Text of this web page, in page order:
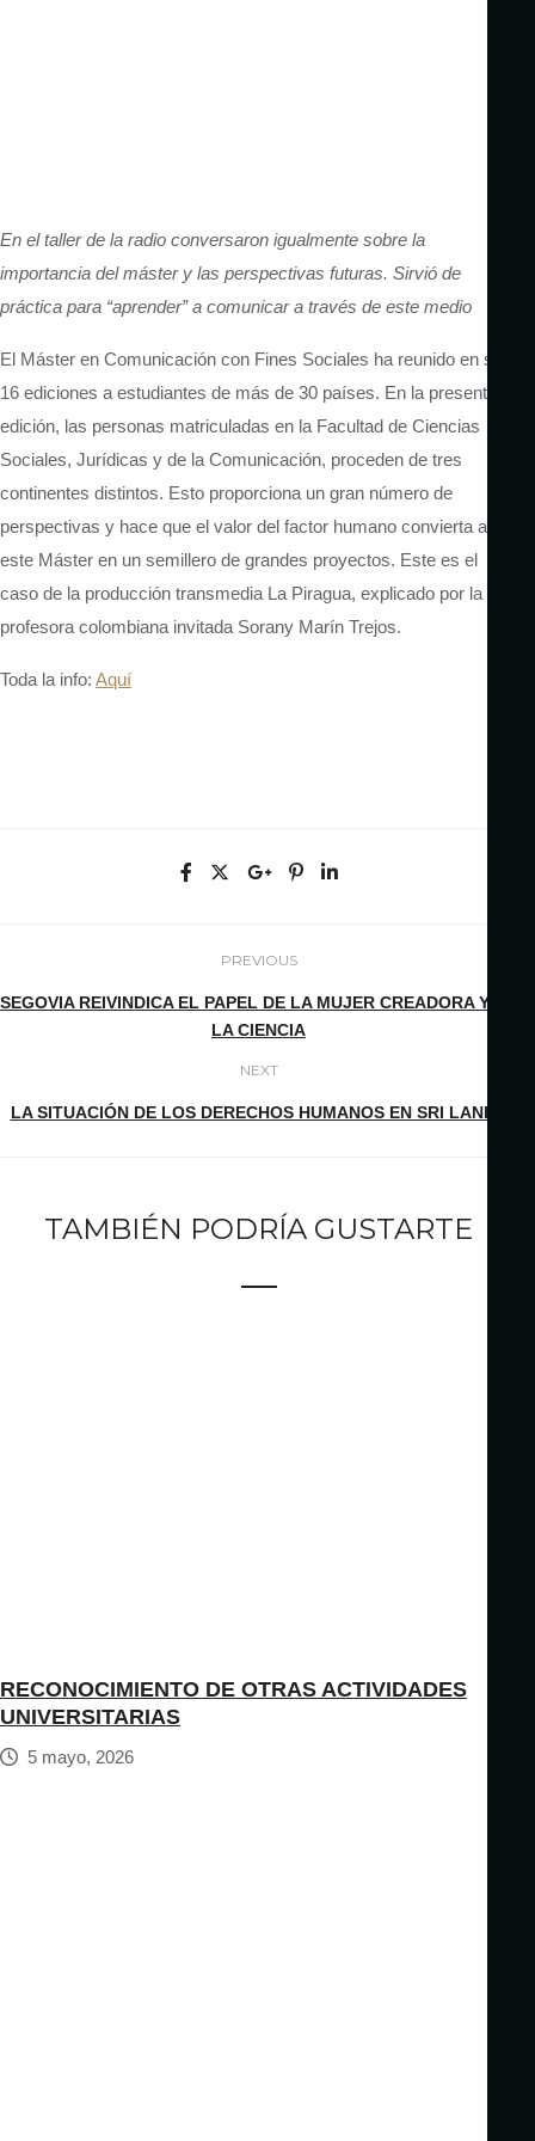
En el taller de la radio conversaron igualmente sobre la
importancia del máster y las perspectivas futuras. Sirvió de
práctica para “aprender” a comunicar a través de este medio
El Máster en Comunicación con Fines Sociales ha reunido en sus
16 ediciones a estudiantes de más de 30 países. En la presente
edición, las personas matriculadas en la Facultad de Ciencias
Sociales, Jurídicas y de la Comunicación, proceden de tres
continentes distintos. Esto proporciona un gran número de
perspectivas y hace que el valor del factor humano convierta a
este Máster en un semillero de grandes proyectos. Este es el
caso de la producción transmedia La Piragua, explicado por la
profesora colombiana invitada Sorany Marín Trejos.
Toda la info: Aquí
PREVIOUS
SEGOVIA REIVINDICA EL PAPEL DE LA MUJER CREADORA Y EN
LA CIENCIA
NEXT
LA SITUACIÓN DE LOS DERECHOS HUMANOS EN SRI LANKA
TAMBIÉN PODRÍA GUSTARTE
RECONOCIMIENTO DE OTRAS ACTIVIDADES
UNIVERSITARIAS
5 mayo, 2026